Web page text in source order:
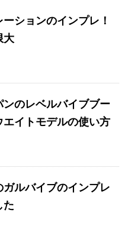
ーションのインプレ！
大
ンのレベルバイブブー
エイトモデルの使い方
ガルバイブのインプレ
た